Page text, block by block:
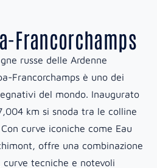
Francorchamps
russe delle Ardenne
Francorchamps è uno dei
del mondo. Inaugurato
km si snoda tra le colline
curve iconiche come Eau
offre una combinazione
tecniche e notevoli